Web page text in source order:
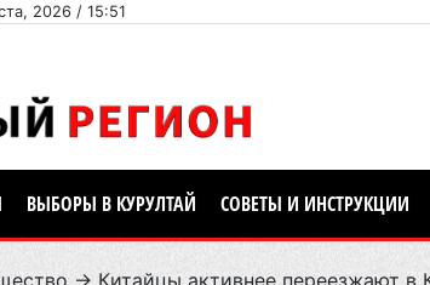
2026 / 15:51
ВЫБОРЫ В КУРУЛТАЙ СОВЕТЫ И ИНСТРУКЦИИ